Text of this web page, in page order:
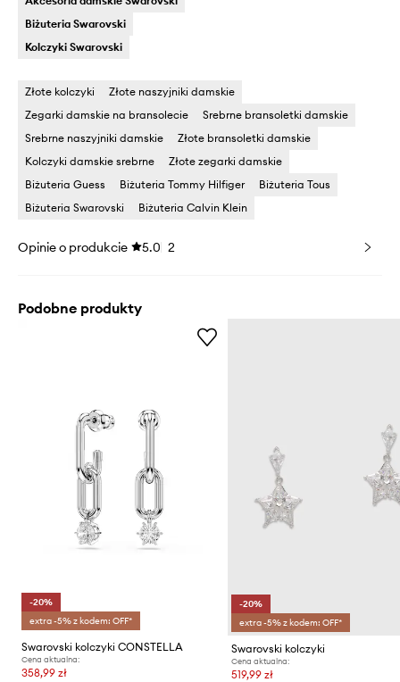
Biżuteria Swarovski
Kolczyki Swarovski
Złote kolczyki
Złote naszyjniki damskie
Zegarki damskie na bransolecie
Srebrne bransoletki damskie
Srebrne naszyjniki damskie
Złote bransoletki damskie
Kolczyki damskie srebrne
Złote zegarki damskie
Biżuteria Guess
Biżuteria Tommy Hilfiger
Biżuteria Tous
Biżuteria Swarovski
Biżuteria Calvin Klein
Opinie o produkcie 5.0 2
Podobne produkty
-20%
extra -5% z kodem: OFF*
Swarovski kolczyki CONSTELLA
Cena aktualna:
358,99 zł
-20%
extra -5% z kodem: OFF*
Swarovski kolczyki
Cena aktualna:
519,99 zł